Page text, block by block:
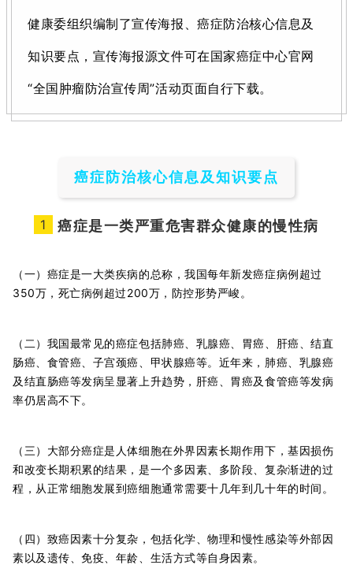
健康委组织编制了宣传海报、癌症防治核心信息及
知识要点，宣传海报源文件可在国家癌症中心官网
“全国肿瘤防治宣传周”活动页面自行下载。
癌症防治核心信息及知识要点
1 癌症是一类严重危害群众健康的慢性病
（一）癌症是一大类疾病的总称，我国每年新发癌症病例超过
350万，死亡病例超过200万，防控形势严峻。
（二）我国最常见的癌症包括肺癌、乳腺癌、胃癌、肝癌、结直
肠癌、食管癌、子宫颈癌、甲状腺癌等。近年来，肺癌、乳腺癌
及结直肠癌等发病呈显著上升趋势，肝癌、胃癌及食管癌等发病
率仍居高不下。
（三）大部分癌症是人体细胞在外界因素长期作用下，基因损伤
和改变长期积累的结果，是一个多因素、多阶段、复杂渐进的过
程，从正常细胞发展到癌细胞通常需要十几年到几十年的时间。
（四）致癌因素十分复杂，包括化学、物理和慢性感染等外部因
素以及遗传、免疫、年龄、生活方式等自身因素。